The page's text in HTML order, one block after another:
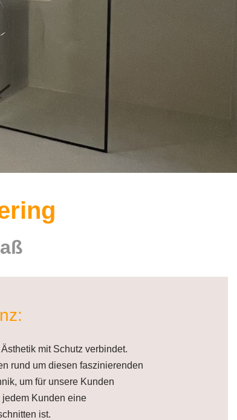
mit Schutz verbindet.
rund um diesen faszinierenden
um für unsere Kunden
Kunden eine
ist.